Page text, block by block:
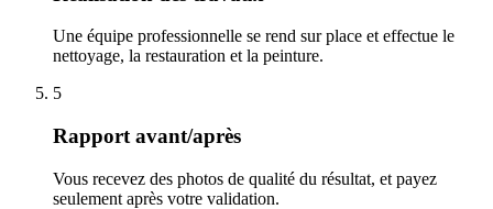
Une équipe professionnelle se rend sur place et effectue le
nettoyage, la restauration et la peinture.
5
Rapport avant/après
Vous recevez des photos de qualité du résultat, et payez
seulement après votre validation.